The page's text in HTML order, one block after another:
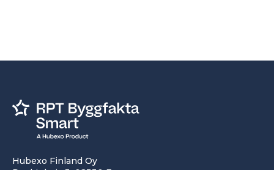
Hubexo Finland Oy